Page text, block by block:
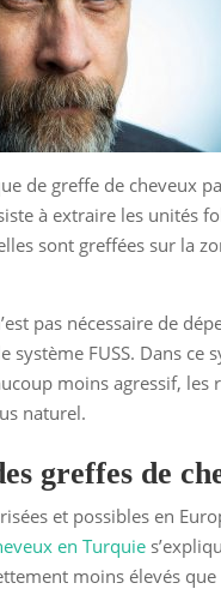
de greffe de cheveux
à extraire les unités
sont greffées sur la
pas nécessaire de
FUSS. Dans ce
moins agressif,
naturel.
greffes de
et possibles en
en Turquie
moins élevés